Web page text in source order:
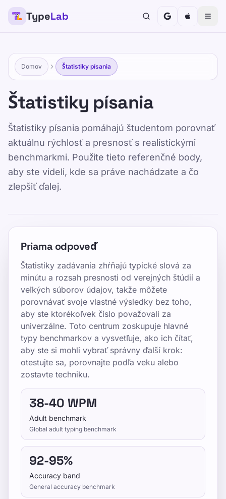
dospievajúcich, dospelých a seniorov. Učte sa
vlastným tempom s naším štruktúrovaným a hravým
prístupom.
Domov/Štatistiky písania
Štatistiky písania
Updated 2026-07-08
By TypeLab Editorial Team
Preskúmajte štatistiky písania, priemerné
benchmarky WPM, rozsahy presnosti a
porovnania úrovní zručností, aby ste lepšie
chápali výkon a pokrok.
Používajte TypeLab, aby ste sa od istoty pri
prvých klávesoch dostali k každodennému
plynulému písaniu všetkými desiatimi
pomocou štruktúrovaných lekcií,
zapadne do školy, domácich úloh aj
kancelárskej rutiny.
Pick one clear goal for today, go slowly
enough to stay accurate, and re-check under
the same settings.
Urobte si test rýchlosti písania, prejdite
bezplatné lekcie a cvičte denne pre lepšie
TypeLab
Domov Štatistiky písania
Štatistiky písania
Štatistiky písania pomáhajú študentom porovnať
aktuálnu rýchlosť a presnosť s realistickými
benchmarkmi. Použite tieto referenčné body,
aby ste videli, kde sa práve nachádzate a čo
zlepšiť ďalej.
Priama odpoveď
Štatistiky zadávania zhŕňajú typické slová za
minútu a rozsah presnosti od verejných štúdií a
veľkých súborov údajov, takže môžete
porovnávať svoje vlastné výsledky bez toho,
aby ste ktorékoľvek číslo považovali za
univerzálne. Toto centrum zoskupuje hlavné
typy benchmarkov a vysvetľuje, ako ich čítať,
aby ste si mohli vybrať správny ďalší krok:
otestujte sa, porovnajte podľa veku alebo
zostavte techniku.
38-40 WPM
Adult benchmark
Global adult typing benchmark
92-95%
Accuracy band
General accuracy benchmark